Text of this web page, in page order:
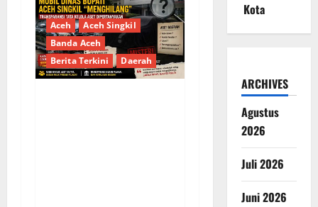
Aceh
Aceh Singkil
Banda Aceh
Berita Terkini
Daerah
Kota
ARCHIVES
Agustus
2026
Juli 2026
Juni 2026